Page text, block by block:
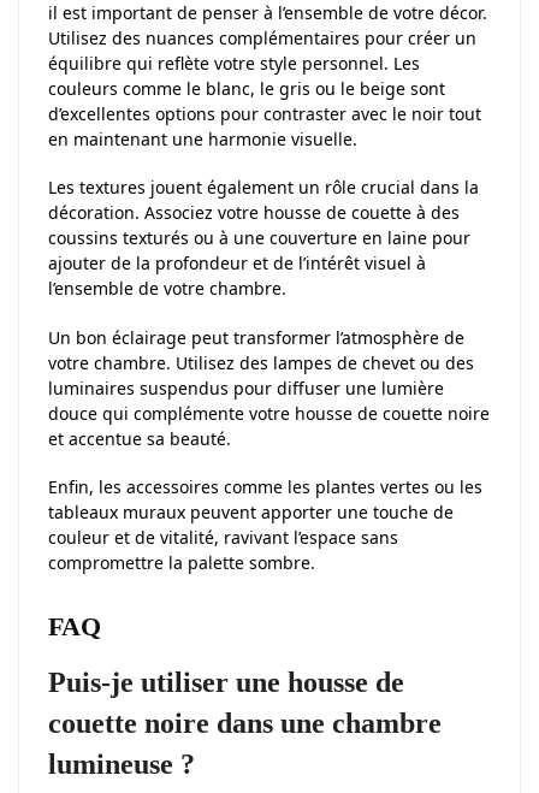
il est important de penser à l’ensemble de votre décor.
Utilisez des nuances complémentaires pour créer un
équilibre qui reflète votre style personnel. Les
couleurs comme le blanc, le gris ou le beige sont
d’excellentes options pour contraster avec le noir tout
en maintenant une harmonie visuelle.
Les textures jouent également un rôle crucial dans la
décoration. Associez votre housse de couette à des
coussins texturés ou à une couverture en laine pour
ajouter de la profondeur et de l’intérêt visuel à
l’ensemble de votre chambre.
Un bon éclairage peut transformer l’atmosphère de
votre chambre. Utilisez des lampes de chevet ou des
luminaires suspendus pour diffuser une lumière
douce qui complémente votre housse de couette noire
et accentue sa beauté.
Enfin, les accessoires comme les plantes vertes ou les
tableaux muraux peuvent apporter une touche de
couleur et de vitalité, ravivant l’espace sans
compromettre la palette sombre.
FAQ
Puis-je utiliser une housse de
couette noire dans une chambre
lumineuse ?